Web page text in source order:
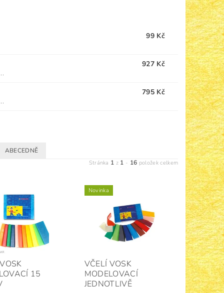
99 Kč
927 Kč
795 Kč
ABECEDNĚ
Stránka 1 z 1 - 16 položek celkem
15
Novinka
VČELÍ VOSK
MODELOVACÍ
JEDNOTLIVĚ